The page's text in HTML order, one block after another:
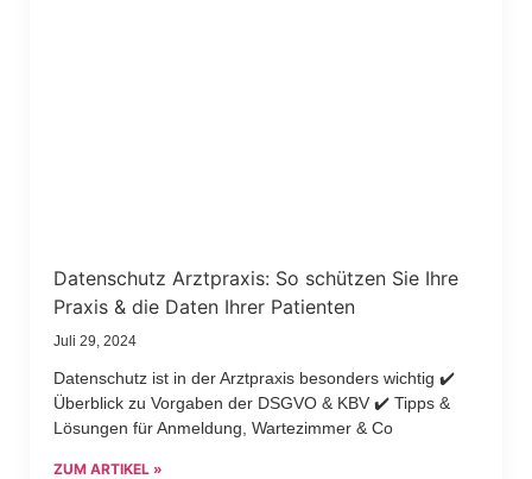
Datenschutz Arztpraxis: So schützen Sie Ihre
Praxis & die Daten Ihrer Patienten
Juli 29, 2024
Datenschutz ist in der Arztpraxis besonders wichtig ✔️
Überblick zu Vorgaben der DSGVO & KBV ✔️ Tipps &
Lösungen für Anmeldung, Wartezimmer & Co
ZUM ARTIKEL »